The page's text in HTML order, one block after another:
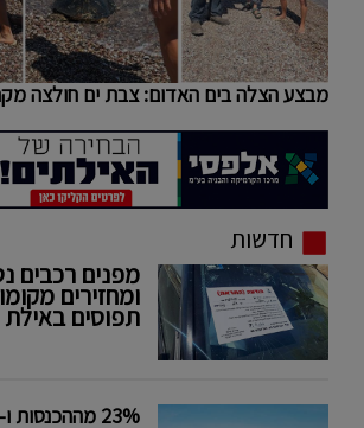
מבצע הצלה בים האדום: צבת ים חולצה
חדשות
מפנים רכבים
ומחזירים
תפוסים באילת